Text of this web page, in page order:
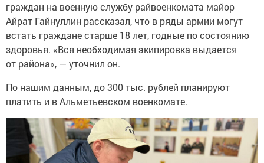
граждан на военную службу райвоенкомата майор
Айрат Гайнуллин рассказал, что в ряды армии могут
встать граждане старше 18 лет, годные по состоянию
здоровья. «Вся необходимая экипировка выдается
от района», — уточнил он.
По нашим данным, до 300 тыс. рублей планируют
платить и в Альметьевском военкомате.